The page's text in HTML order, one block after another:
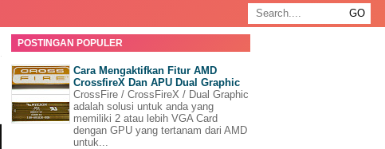
POSTINGAN POPULER
Cara Mengaktifkan Fitur AMD
CrossfireX Dan APU Dual Graphic
CrossFire / CrossFireX / Dual Graphic
adalah solusi untuk anda yang
memiliki 2 atau lebih VGA Card
dengan GPU yang tertanam dari AMD
untuk...